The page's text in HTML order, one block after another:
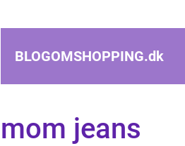
BLOGOMSHOPPING.dk
mom jeans